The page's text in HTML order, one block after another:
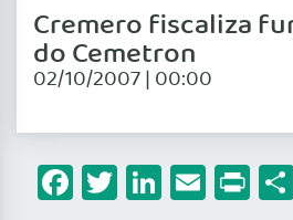
Cremero fiscaliza
do Cemetron
02/10/2007 | 00:00
Facebook
Twitter
LinkedIn
Email